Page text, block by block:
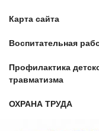
Карта сайта
Воспитательная
Профилактика
травматизма
ОХРАНА ТРУДА